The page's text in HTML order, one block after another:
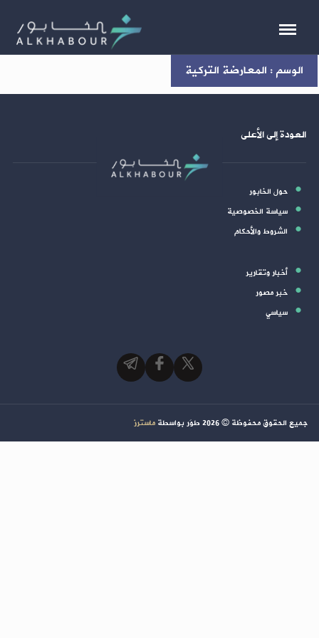
الوسم : المعارضة التركية
العودة إلى الأعلى
حول الخابور
سياسة الخصوصية
الشروط والأحكام
أخبار وتقارير
خبر مصور
سياسي
جميع الحقوق محفوظة ©2026طوَر بواسطةماسترز